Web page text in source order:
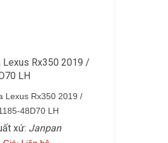
Lexus Rx350 2019 /
48D70 LH
xứ: Janpan